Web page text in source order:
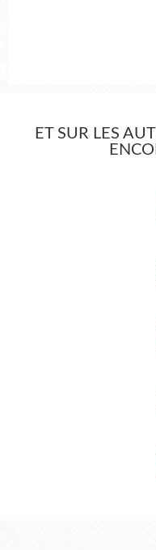
ET SUR LES